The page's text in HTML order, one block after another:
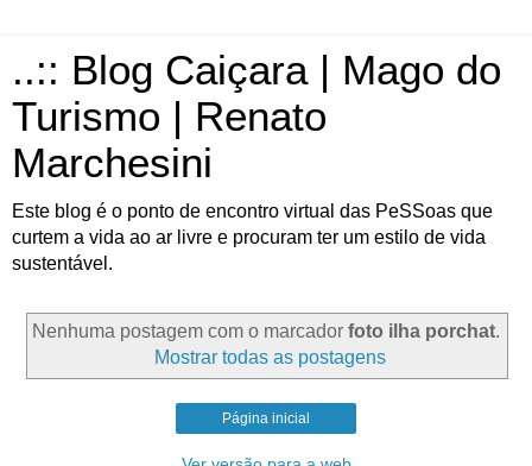
..:: Blog Caiçara | Mago do
Turismo | Renato
Marchesini
Este blog é o ponto de encontro virtual das PeSSoas que
curtem a vida ao ar livre e procuram ter um estilo de vida
sustentável.
Nenhuma postagem com o marcador foto ilha porchat.
Mostrar todas as postagens
Página inicial